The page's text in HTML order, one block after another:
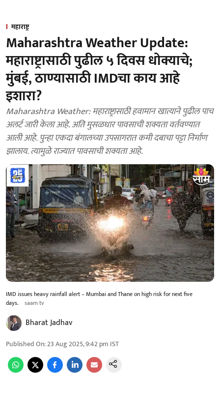
महाराष्ट्र
Maharashtra Weather Update:
महाराष्ट्रासाठी पुढील ५ दिवस धोक्याचे;
मुंबई, ठाण्यासाठी IMDचा काय आहे
इशारा?
Maharashtra Weather: महाराष्ट्रासाठी हवामान खात्याने पुढील पाच
अलर्ट जारी केला आहे. अति मुसळधार पावसाची शक्यता वर्तवण्यात
आली आहे. पुन्हा एकदा बंगालच्या उपसागरात कमी दबाचा पट्टा निर्माण
झालाय. त्यामुळे राज्यात पावसाची शक्यता आहे.
IMD issues heavy rainfall alert – Mumbai and Thane on high risk for next five
days.
saam tv
Bharat Jadhav
Published On:23 Aug 2025, 9:42 pm IST